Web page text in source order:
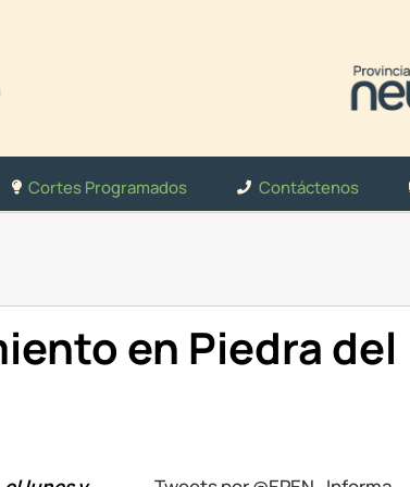
Cortes Programados Contáctenos
en Piedra del